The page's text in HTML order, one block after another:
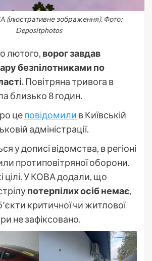
(ілюстративне зображення). Фото:
Depositphotos
лютого, ворог завдав
безпілотниками по
Повітряна тривога в
близько 8 годин.
цеповідомили в Київській
адміністрації.
у дописі відомства, в регіоні
протиповітряної оборони.
цілі. У КОВА додали, що
потерпілих осіб немає,
критичної чи житлової
не зафіксовано.